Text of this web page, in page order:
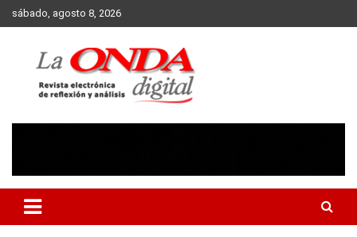
Skip
to
sábado, agosto 8, 2026